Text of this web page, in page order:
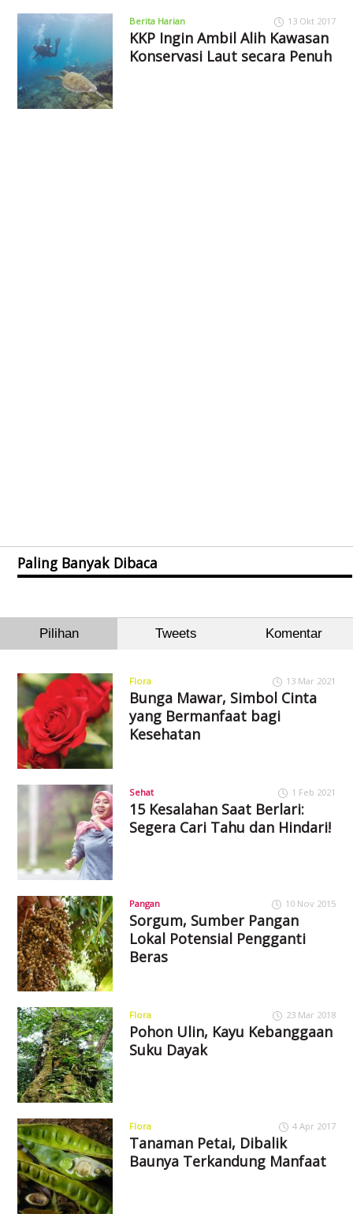
Berita Harian 13 Okt 2017
KKP Ingin Ambil Alih Kawasan
Konservasi Laut secara Penuh
Paling Banyak Dibaca
Pilihan Tweets Komentar
Flora 13 Mar 2021
Bunga Mawar, Simbol Cinta
yang Bermanfaat bagi
Kesehatan
Sehat 1 Feb 2021
15 Kesalahan Saat Berlari:
Segera Cari Tahu dan Hindari!
Pangan 10 Nov 2015
Sorgum, Sumber Pangan
Lokal Potensial Pengganti
Beras
Flora 23 Mar 2018
Pohon Ulin, Kayu Kebanggaan
Suku Dayak
Flora 4 Apr 2017
Tanaman Petai, Dibalik
Baunya Terkandung Manfaat